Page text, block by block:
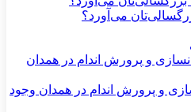
می‌آورد؟
و پرورش اندام در همدان وجود